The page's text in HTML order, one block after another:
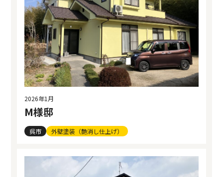
2026年1月
M様邸
呉市 外壁塗装（艶消し仕上げ）